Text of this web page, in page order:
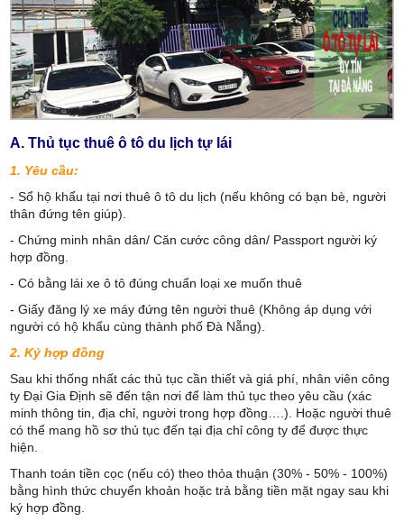
A. Thủ tục thuê ô tô du lịch tự lái
1. Yêu cầu:
- Sổ hộ khẩu tại nơi thuê ô tô du lịch (nếu không có bạn bè, người
thân đứng tên giúp).
- Chứng minh nhân dân/ Căn cước công dân/ Passport người ký
hợp đồng.
- Có bằng lái xe ô tô đúng chuẩn loại xe muốn thuê
- Giấy đăng lý xe máy đứng tên người thuê (Không áp dụng với
người có hộ khẩu cùng thành phố Đà Nẵng).
2. Ký hợp đồng
Sau khi thống nhất các thủ tục cần thiết và giá phí, nhân viên công
ty Đại Gia Định sẽ đến tận nơi để làm thủ tục theo yêu cầu (xác
minh thông tin, địa chỉ, người trong hợp đồng….). Hoặc người thuê
có thể mang hồ sơ thủ tục đến tại địa chỉ công ty để được thực
hiện.
Thanh toán tiền cọc (nếu có) theo thỏa thuận (30% - 50% - 100%)
bằng hình thức chuyển khoản hoặc trả bằng tiền mặt ngay sau khi
ký hợp đồng.